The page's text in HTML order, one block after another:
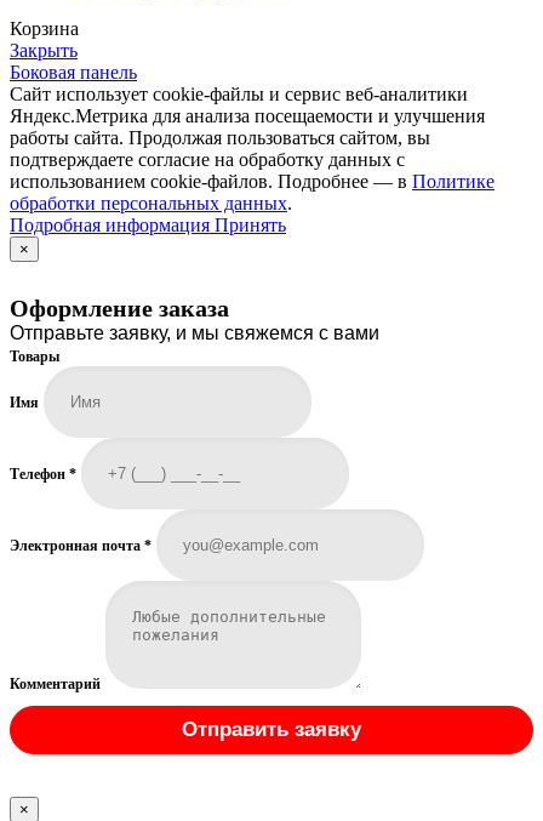
Корзина
Закрыть
Боковая панель
Сайт использует cookie-файлы и сервис веб-аналитики
Яндекс.Метрика для анализа посещаемости и улучшения
работы сайта. Продолжая пользоваться сайтом, вы
подтверждаете согласие на обработку данных с
использованием cookie-файлов. Подробнее — в Политике
обработки персональных данных.
Подробная информация Подробная
Принять
×
Оформление заказа
Отправьте заявку, и мы свяжемся с вами
Товары
Имя
Телефон *
Электронная почта *
Комментарий
Отправить заявку
×